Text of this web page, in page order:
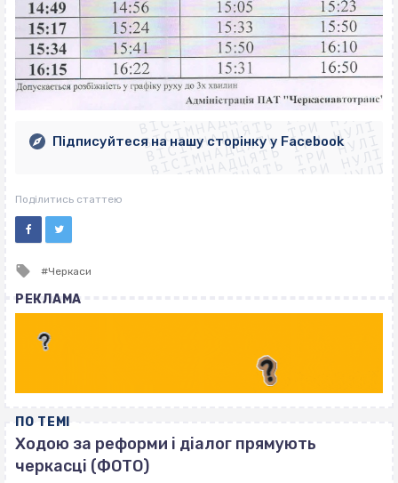
ВІСІМНАДЦЯТЬ ТРИ НУЛІ
ВІСІМНАДЦЯТЬ ТРИ НУЛІ
ВІСІМНАДЦЯТЬ ТРИ НУЛІ
ВІСІМНАДЦЯТЬ ТРИ НУЛІ
ВІСІМНАДЦЯТЬ ТРИ НУЛІ
ВІСІМНАДЦЯТЬ ТРИ НУЛІ
ВІСІМНАДЦЯТЬ ТРИ НУЛІ
ВІСІМНАДЦЯТЬ ТРИ НУЛІ
Підписуйтеся на нашу сторінку у Facebook
Поділитись статтею
Tagged
Черкаси
РЕКЛАМА
ПО ТЕМІ
Ходою за реформи і діалог прямують
черкасці (ФОТО)